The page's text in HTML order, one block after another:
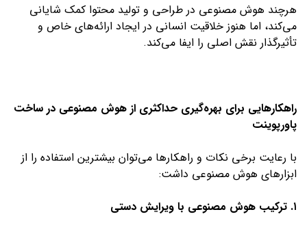
هرچند هوش مصنوعی در طراحی و تولید محتوا کمک شایانی
می‌کند، اما هنوز خلاقیت انسانی در ایجاد ارائه‌های خاص و
تأثیرگذار نقش اصلی را ایفا می‌کند.
راهکارهایی برای بهره‌گیری حداکثری از هوش مصنوعی در ساخت
پاورپوینت
با رعایت برخی نکات و راهکارها می‌توان بیشترین استفاده را از
ابزارهای هوش مصنوعی داشت:
۱. ترکیب هوش مصنوعی با ویرایش دستی